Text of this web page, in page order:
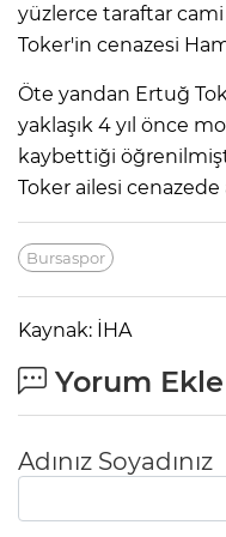
yüzlerce taraftar
Toker'in cenazesi
Öte yandan Ertuğ
yaklaşık 4 yıl önce
kaybettiği
Toker ailesi
Bursaspor
Kaynak: İHA
Yorum Ekle
Adınız Soyadınız